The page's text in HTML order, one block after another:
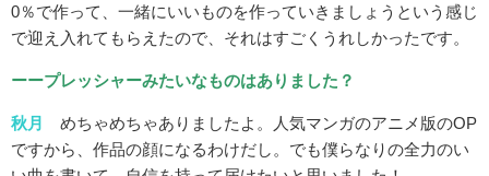
0％で作って、一緒にいいものを作っていきましょうという感じ
で迎え入れてもらえたので、それはすごくうれしかったです。
ーープレッシャーみたいなものはありました？
秋月
めちゃめちゃありましたよ。人気マンガのアニメ版のOP
ですから、作品の顔になるわけだし。でも僕らなりの全力のい